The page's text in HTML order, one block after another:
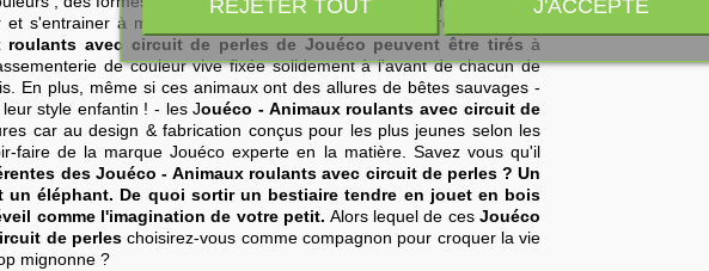
s'entrainer à marcher, ou même se motiver à la marche pour les
roulants avec circuit de perles de Jouéco peuvent être tirés à
de couleur vive fixée solidement à l'avant de chacun de
En plus, même si ces animaux ont des allures de bêtes sauvages -
style enfantin ! - les Jouéco - Animaux roulants avec circuit de
car au design & fabrication conçus pour les plus jeunes selon les
faire de la marque Jouéco experte en la matière. Savez vous qu'il
des Jouéco - Animaux roulants avec circuit de perles ? Un
éléphant. De quoi sortir un bestiaire tendre en jouet en bois
comme l'imagination de votre petit. Alors lequel de cesJouéco
de perleschoisirez-vous comme compagnon pour croquer la vie
mignonne ?